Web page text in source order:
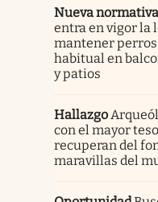
Nueva normativa
entra en vigor la
mantener
habitual en
y patios
Hallazgo
con el mayor
recuperan del
maravillas del